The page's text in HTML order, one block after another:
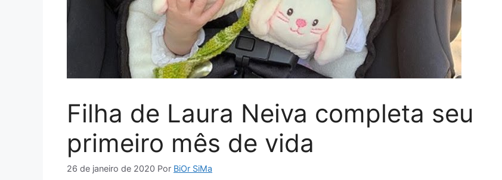
Filha de Laura Neiva completa seu
primeiro mês de vida
26 de janeiro de 2020 Por BiOr SiMa